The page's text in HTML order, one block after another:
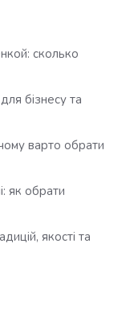
сколько
бізнесу та
варто обрати
як обрати
якості та